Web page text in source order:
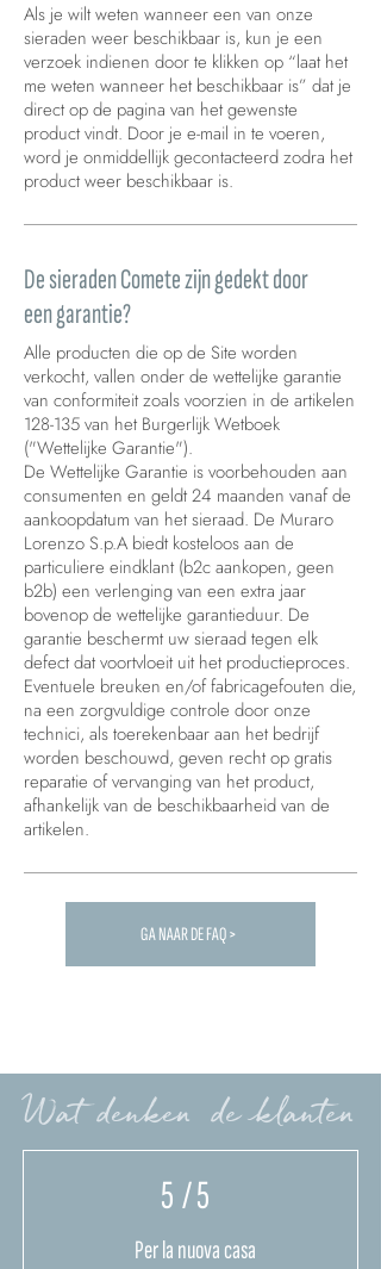
Als je wilt weten wanneer een van onze
sieraden weer beschikbaar is, kun je een
verzoek indienen door te klikken op “laat het
me weten wanneer het beschikbaar is” dat je
direct op de pagina van het gewenste
product vindt. Door je e-mail in te voeren,
word je onmiddellijk gecontacteerd zodra het
product weer beschikbaar is.
De sieraden Comete zijn gedekt door
een garantie?
Alle producten die op de Site worden
verkocht, vallen onder de wettelijke garantie
van conformiteit zoals voorzien in de artikelen
128-135 van het Burgerlijk Wetboek
("Wettelijke Garantie").
De Wettelijke Garantie is voorbehouden aan
consumenten en geldt 24 maanden vanaf de
aankoopdatum van het sieraad. De Muraro
Lorenzo S.p.A biedt kosteloos aan de
particuliere eindklant (b2c aankopen, geen
b2b) een verlenging van een extra jaar
bovenop de wettelijke garantieduur. De
garantie beschermt uw sieraad tegen elk
defect dat voortvloeit uit het productieproces.
Eventuele breuken en/of fabricagefouten die,
na een zorgvuldige controle door onze
technici, als toerekenbaar aan het bedrijf
worden beschouwd, geven recht op gratis
reparatie of vervanging van het product,
afhankelijk van de beschikbaarheid van de
artikelen.
Carica altre FAQ...
GA NAAR DE FAQ >
Wat denken de klanten
5/ 5
Per la nuova casa